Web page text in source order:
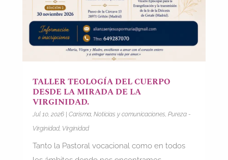
TALLER TEOLOGÍA DEL CUERPO
DESDE LA MIRADA DE LA
VIRGINIDAD.
Jul 10, 2026| Carisma, Noticias y comunicaciones, Pureza -
Virginidad, Virginidad
Tanto la Pastoral vocacional como en todos